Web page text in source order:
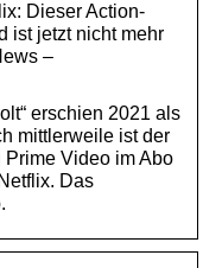
Dieser Action-
ist jetzt nicht mehr
–
erschien 2021 als
mittlerweile ist der
Video im Abo
Das